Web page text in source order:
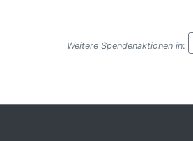
Weitere Spendenaktionen in: